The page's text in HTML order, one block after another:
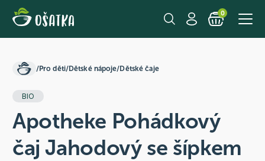
0
/Pro děti/Dětské nápoje/Dětské čaje
BIO
Apotheke Pohádkový
čaj Jahodový se šípkem